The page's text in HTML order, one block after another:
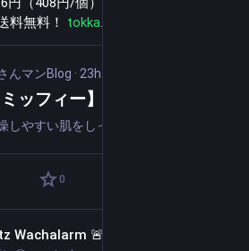
料無料！ tokka.blog/264285/
んマンBlog · 23h
0
Wachalarm 🚨